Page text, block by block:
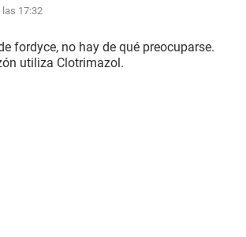
las 17:32
fordyce, no hay de qué preocuparse.
utiliza Clotrimazol.